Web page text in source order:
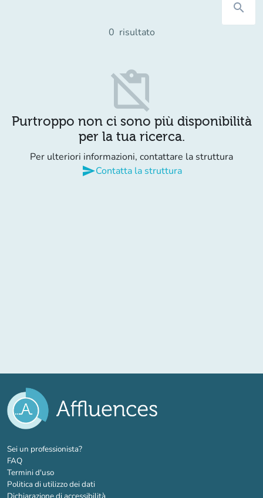
search
0 risultato
content_paste_off
Purtroppo non ci sono più disponibilità
per la tua ricerca.
Per ulteriori informazioni, contattare la struttura
sendContatta la struttura
Sei un professionista?(nuova scheda)
FAQ
Termini d'uso
Politica di utilizzo dei dati